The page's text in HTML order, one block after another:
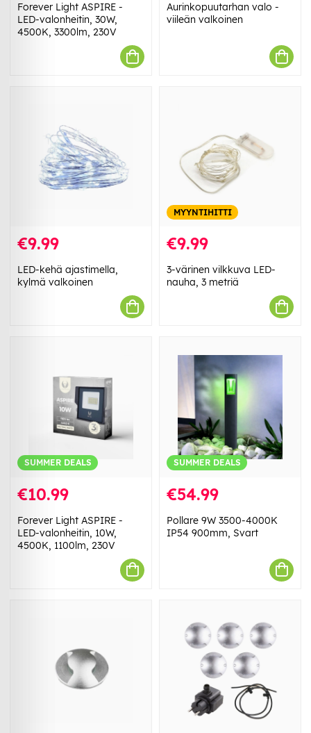
Forever Light ASPIRE -
LED-valonheitin, 30W,
4500K, 3300lm, 230V
Aurinkopuutarhan valo -
viileän valkoinen
€9.99
LED-kehä ajastimella,
kylmä valkoinen
MYYNTIHITTI
€9.99
3-värinen vilkkuva LED-
nauha, 3 metriä
SUMMER DEALS
€10.99
Forever Light ASPIRE -
LED-valonheitin, 10W,
4500K, 1100lm, 230V
SUMMER DEALS
€54.99
Pollare 9W 3500-4000K
IP54 900mm, Svart